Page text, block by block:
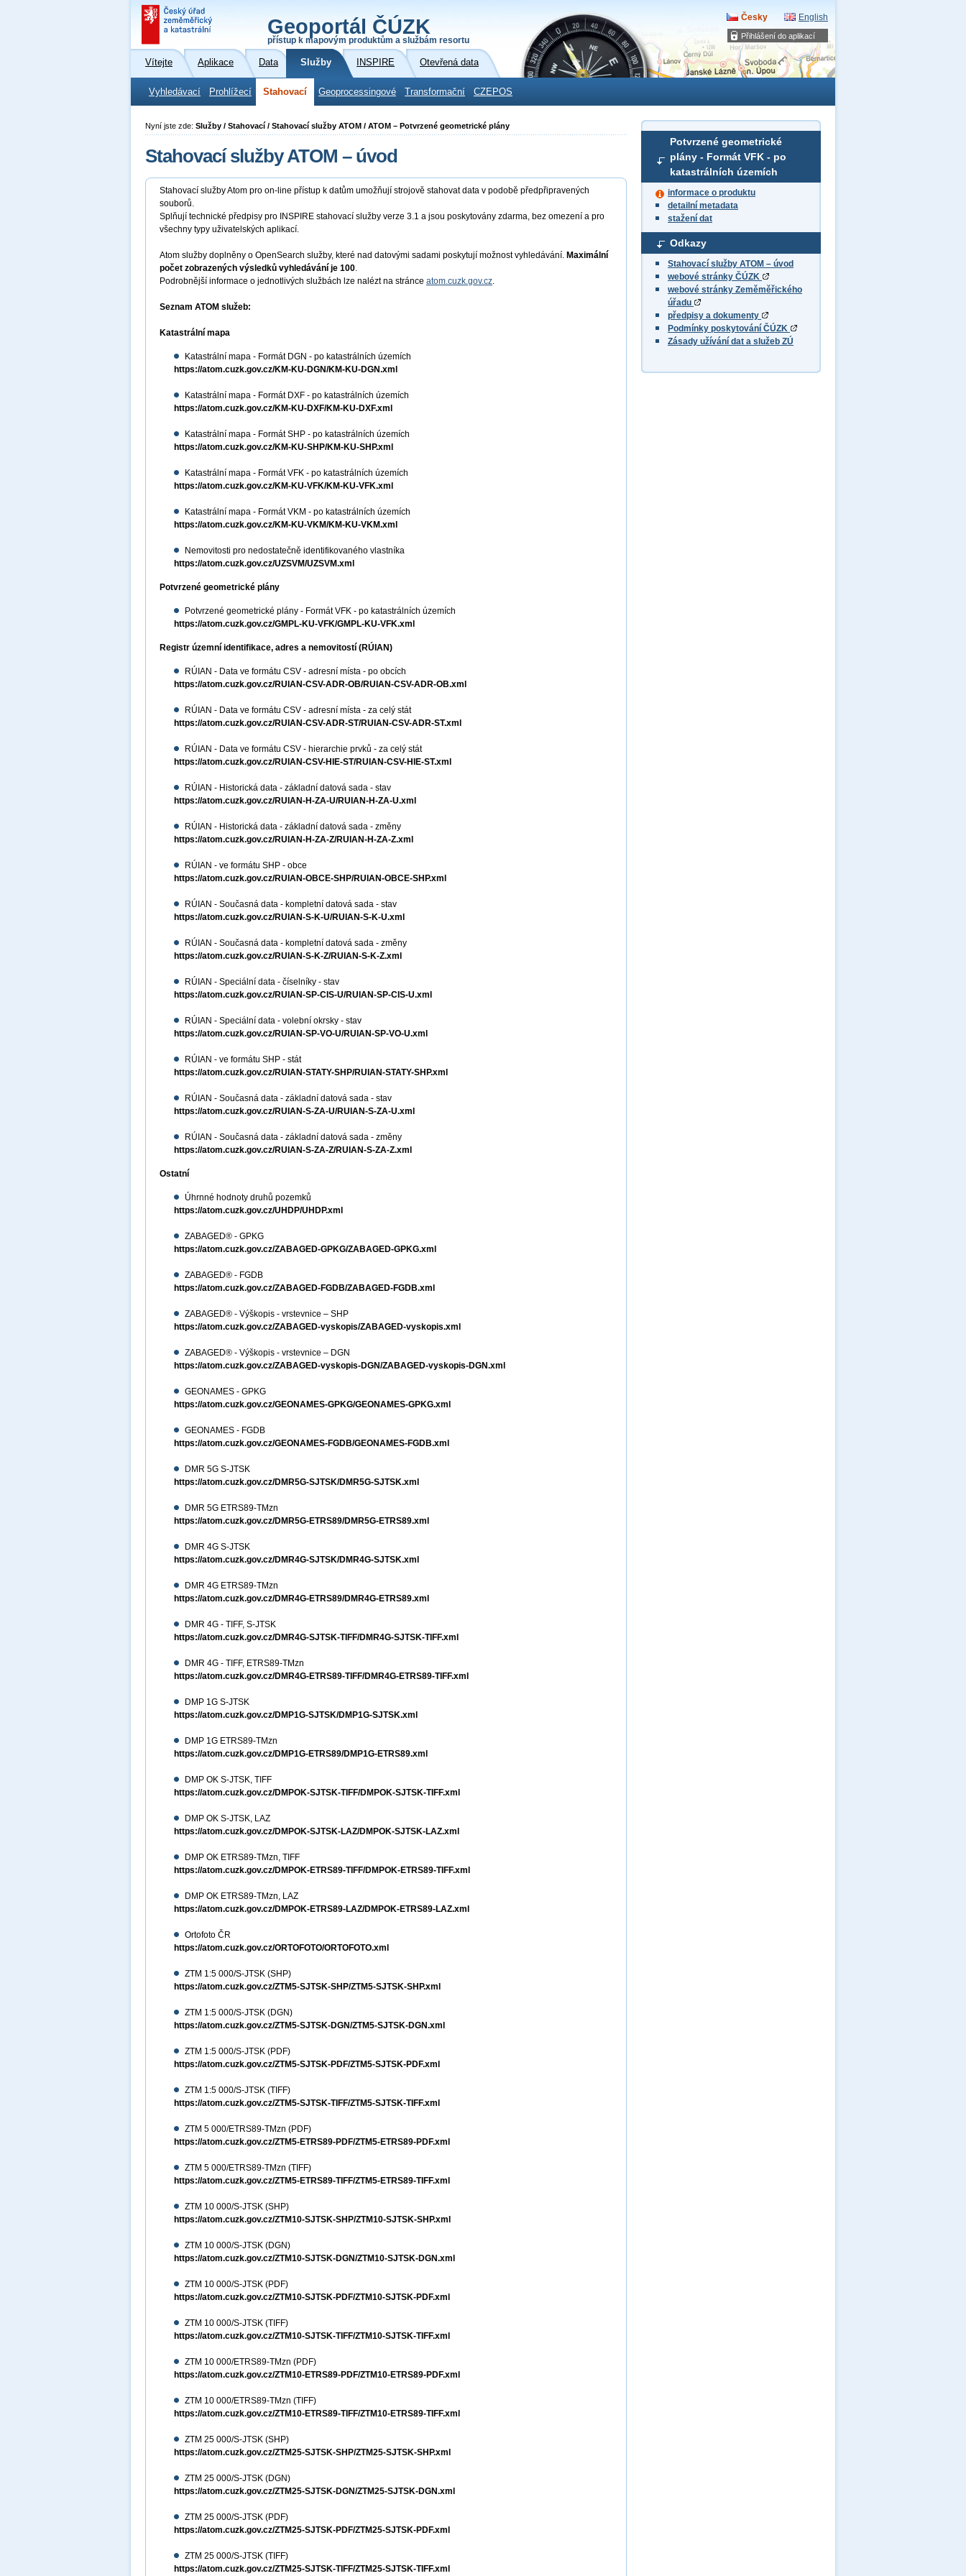
Přihlášení do aplikací
Geoportál ČÚZK
přístup k mapovým produktům a službám resortu
Česky English
Vítejte Aplikace Data Služby INSPIRE Otevřená data
Vyhledávací Prohlížecí Stahovací Geoprocessingové Transformační CZEPOS
Potvrzené geometrické
plány - Formát VFK - po
katastrálních územích
informace o produktu
detailní metadata
stažení dat
Odkazy
Stahovací služby ATOM – úvod
webové stránky ČÚZK
webové stránky Zeměměřického
úřadu
předpisy a dokumenty
Podmínky poskytování ČÚZK
Zásady užívání dat a služeb ZÚ
Nyní jste zde: Služby / Stahovací / Stahovací služby ATOM / ATOM – Potvrzené geometrické plány
Stahovací služby ATOM – úvod
Stahovací služby Atom pro on-line přístup k datům umožňují strojově stahovat data v podobě předpřipravených
souborů.
Splňují technické předpisy pro INSPIRE stahovací služby verze 3.1 a jsou poskytovány zdarma, bez omezení a pro
všechny typy uživatelských aplikací.
Atom služby doplněny o OpenSearch služby, které nad datovými sadami poskytují možnost vyhledávání. Maximální
počet zobrazených výsledků vyhledávání je 100.
Podrobnější informace o jednotlivých službách lze nalézt na stránce atom.cuzk.gov.cz.
Seznam ATOM služeb:
Katastrální mapa
Katastrální mapa - Formát DGN - po katastrálních územích
https://atom.cuzk.gov.cz/KM-KU-DGN/KM-KU-DGN.xml
Katastrální mapa - Formát DXF - po katastrálních územích
https://atom.cuzk.gov.cz/KM-KU-DXF/KM-KU-DXF.xml
Katastrální mapa - Formát SHP - po katastrálních územích
https://atom.cuzk.gov.cz/KM-KU-SHP/KM-KU-SHP.xml
Katastrální mapa - Formát VFK - po katastrálních územích
https://atom.cuzk.gov.cz/KM-KU-VFK/KM-KU-VFK.xml
Katastrální mapa - Formát VKM - po katastrálních územích
https://atom.cuzk.gov.cz/KM-KU-VKM/KM-KU-VKM.xml
Nemovitosti pro nedostatečně identifikovaného vlastníka
https://atom.cuzk.gov.cz/UZSVM/UZSVM.xml
Potvrzené geometrické plány
Potvrzené geometrické plány - Formát VFK - po katastrálních územích
https://atom.cuzk.gov.cz/GMPL-KU-VFK/GMPL-KU-VFK.xml
Registr územní identifikace, adres a nemovitostí (RÚIAN)
RÚIAN - Data ve formátu CSV - adresní místa - po obcích
https://atom.cuzk.gov.cz/RUIAN-CSV-ADR-OB/RUIAN-CSV-ADR-OB.xml
RÚIAN - Data ve formátu CSV - adresní místa - za celý stát
https://atom.cuzk.gov.cz/RUIAN-CSV-ADR-ST/RUIAN-CSV-ADR-ST.xml
RÚIAN - Data ve formátu CSV - hierarchie prvků - za celý stát
https://atom.cuzk.gov.cz/RUIAN-CSV-HIE-ST/RUIAN-CSV-HIE-ST.xml
RÚIAN - Historická data - základní datová sada - stav
https://atom.cuzk.gov.cz/RUIAN-H-ZA-U/RUIAN-H-ZA-U.xml
RÚIAN - Historická data - základní datová sada - změny
https://atom.cuzk.gov.cz/RUIAN-H-ZA-Z/RUIAN-H-ZA-Z.xml
RÚIAN - ve formátu SHP - obce
https://atom.cuzk.gov.cz/RUIAN-OBCE-SHP/RUIAN-OBCE-SHP.xml
RÚIAN - Současná data - kompletní datová sada - stav
https://atom.cuzk.gov.cz/RUIAN-S-K-U/RUIAN-S-K-U.xml
RÚIAN - Současná data - kompletní datová sada - změny
https://atom.cuzk.gov.cz/RUIAN-S-K-Z/RUIAN-S-K-Z.xml
RÚIAN - Speciální data - číselníky - stav
https://atom.cuzk.gov.cz/RUIAN-SP-CIS-U/RUIAN-SP-CIS-U.xml
RÚIAN - Speciální data - volební okrsky - stav
https://atom.cuzk.gov.cz/RUIAN-SP-VO-U/RUIAN-SP-VO-U.xml
RÚIAN - ve formátu SHP - stát
https://atom.cuzk.gov.cz/RUIAN-STATY-SHP/RUIAN-STATY-SHP.xml
RÚIAN - Současná data - základní datová sada - stav
https://atom.cuzk.gov.cz/RUIAN-S-ZA-U/RUIAN-S-ZA-U.xml
RÚIAN - Současná data - základní datová sada - změny
https://atom.cuzk.gov.cz/RUIAN-S-ZA-Z/RUIAN-S-ZA-Z.xml
Ostatní
Úhrnné hodnoty druhů pozemků
https://atom.cuzk.gov.cz/UHDP/UHDP.xml
ZABAGED® - GPKG
https://atom.cuzk.gov.cz/ZABAGED-GPKG/ZABAGED-GPKG.xml
ZABAGED® - FGDB
https://atom.cuzk.gov.cz/ZABAGED-FGDB/ZABAGED-FGDB.xml
ZABAGED® - Výškopis - vrstevnice – SHP
https://atom.cuzk.gov.cz/ZABAGED-vyskopis/ZABAGED-vyskopis.xml
ZABAGED® - Výškopis - vrstevnice – DGN
https://atom.cuzk.gov.cz/ZABAGED-vyskopis-DGN/ZABAGED-vyskopis-DGN.xml
GEONAMES - GPKG
https://atom.cuzk.gov.cz/GEONAMES-GPKG/GEONAMES-GPKG.xml
GEONAMES - FGDB
https://atom.cuzk.gov.cz/GEONAMES-FGDB/GEONAMES-FGDB.xml
DMR 5G S-JTSK
https://atom.cuzk.gov.cz/DMR5G-SJTSK/DMR5G-SJTSK.xml
DMR 5G ETRS89-TMzn
https://atom.cuzk.gov.cz/DMR5G-ETRS89/DMR5G-ETRS89.xml
DMR 4G S-JTSK
https://atom.cuzk.gov.cz/DMR4G-SJTSK/DMR4G-SJTSK.xml
DMR 4G ETRS89-TMzn
https://atom.cuzk.gov.cz/DMR4G-ETRS89/DMR4G-ETRS89.xml
DMR 4G - TIFF, S-JTSK
https://atom.cuzk.gov.cz/DMR4G-SJTSK-TIFF/DMR4G-SJTSK-TIFF.xml
DMR 4G - TIFF, ETRS89-TMzn
https://atom.cuzk.gov.cz/DMR4G-ETRS89-TIFF/DMR4G-ETRS89-TIFF.xml
DMP 1G S-JTSK
https://atom.cuzk.gov.cz/DMP1G-SJTSK/DMP1G-SJTSK.xml
DMP 1G ETRS89-TMzn
https://atom.cuzk.gov.cz/DMP1G-ETRS89/DMP1G-ETRS89.xml
DMP OK S-JTSK, TIFF
https://atom.cuzk.gov.cz/DMPOK-SJTSK-TIFF/DMPOK-SJTSK-TIFF.xml
DMP OK S-JTSK, LAZ
https://atom.cuzk.gov.cz/DMPOK-SJTSK-LAZ/DMPOK-SJTSK-LAZ.xml
DMP OK ETRS89-TMzn, TIFF
https://atom.cuzk.gov.cz/DMPOK-ETRS89-TIFF/DMPOK-ETRS89-TIFF.xml
DMP OK ETRS89-TMzn, LAZ
https://atom.cuzk.gov.cz/DMPOK-ETRS89-LAZ/DMPOK-ETRS89-LAZ.xml
Ortofoto ČR
https://atom.cuzk.gov.cz/ORTOFOTO/ORTOFOTO.xml
ZTM 1:5 000/S-JTSK (SHP)
https://atom.cuzk.gov.cz/ZTM5-SJTSK-SHP/ZTM5-SJTSK-SHP.xml
ZTM 1:5 000/S-JTSK (DGN)
https://atom.cuzk.gov.cz/ZTM5-SJTSK-DGN/ZTM5-SJTSK-DGN.xml
ZTM 1:5 000/S-JTSK (PDF)
https://atom.cuzk.gov.cz/ZTM5-SJTSK-PDF/ZTM5-SJTSK-PDF.xml
ZTM 1:5 000/S-JTSK (TIFF)
https://atom.cuzk.gov.cz/ZTM5-SJTSK-TIFF/ZTM5-SJTSK-TIFF.xml
ZTM 5 000/ETRS89-TMzn (PDF)
https://atom.cuzk.gov.cz/ZTM5-ETRS89-PDF/ZTM5-ETRS89-PDF.xml
ZTM 5 000/ETRS89-TMzn (TIFF)
https://atom.cuzk.gov.cz/ZTM5-ETRS89-TIFF/ZTM5-ETRS89-TIFF.xml
ZTM 10 000/S-JTSK (SHP)
https://atom.cuzk.gov.cz/ZTM10-SJTSK-SHP/ZTM10-SJTSK-SHP.xml
ZTM 10 000/S-JTSK (DGN)
https://atom.cuzk.gov.cz/ZTM10-SJTSK-DGN/ZTM10-SJTSK-DGN.xml
ZTM 10 000/S-JTSK (PDF)
https://atom.cuzk.gov.cz/ZTM10-SJTSK-PDF/ZTM10-SJTSK-PDF.xml
ZTM 10 000/S-JTSK (TIFF)
https://atom.cuzk.gov.cz/ZTM10-SJTSK-TIFF/ZTM10-SJTSK-TIFF.xml
ZTM 10 000/ETRS89-TMzn (PDF)
https://atom.cuzk.gov.cz/ZTM10-ETRS89-PDF/ZTM10-ETRS89-PDF.xml
ZTM 10 000/ETRS89-TMzn (TIFF)
https://atom.cuzk.gov.cz/ZTM10-ETRS89-TIFF/ZTM10-ETRS89-TIFF.xml
ZTM 25 000/S-JTSK (SHP)
https://atom.cuzk.gov.cz/ZTM25-SJTSK-SHP/ZTM25-SJTSK-SHP.xml
ZTM 25 000/S-JTSK (DGN)
https://atom.cuzk.gov.cz/ZTM25-SJTSK-DGN/ZTM25-SJTSK-DGN.xml
ZTM 25 000/S-JTSK (PDF)
https://atom.cuzk.gov.cz/ZTM25-SJTSK-PDF/ZTM25-SJTSK-PDF.xml
ZTM 25 000/S-JTSK (TIFF)
https://atom.cuzk.gov.cz/ZTM25-SJTSK-TIFF/ZTM25-SJTSK-TIFF.xml